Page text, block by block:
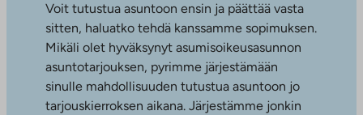
Voit tutustua asuntoon ensin ja päättää vasta
sitten, haluatko tehdä kanssamme sopimuksen.
Mikäli olet hyväksynyt asumisoikeusasunnon
asuntotarjouksen, pyrimme järjestämään
sinulle mahdollisuuden tutustua asuntoon jo
tarjouskierroksen aikana. Järjestämme jonkin